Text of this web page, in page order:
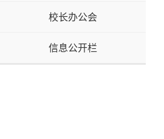
校长办公会
信息公开栏